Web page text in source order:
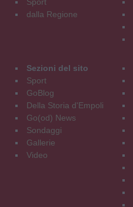
dalla Regione
Sezioni del sito
Sport
GoBlog
Della Storia d'Empoli
Go(od) News
Sondaggi
Gallerie
Video